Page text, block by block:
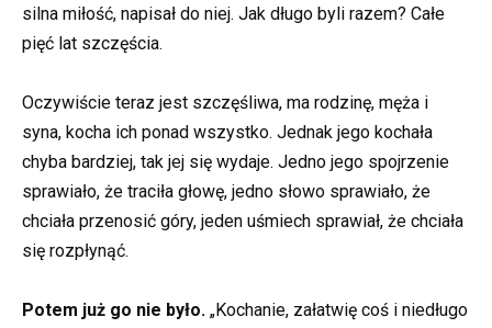
silna miłość, napisał do niej. Jak długo byli razem? Całe
pięć lat szczęścia.
Oczywiście teraz jest szczęśliwa, ma rodzinę, męża i
syna, kocha ich ponad wszystko. Jednak jego kochała
chyba bardziej, tak jej się wydaje. Jedno jego spojrzenie
sprawiało, że traciła głowę, jedno słowo sprawiało, że
chciała przenosić góry, jeden uśmiech sprawiał, że chciała
się rozpłynąć.
Potem już go nie było. „Kochanie, załatwię coś i niedługo